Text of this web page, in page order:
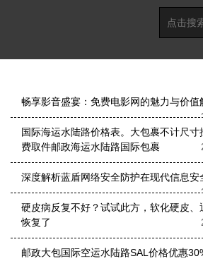
畅享影音盛宴：免费电影网的魅力与价值
国际海运水陆路价格表。大包裹不计尺
费取件邮政海运水陆路国际包裹
深度解析蓝盾网络安全防护在现代信息安
硬皮病反复不好？试试此方，软化硬皮
恢复了
邮政大包国际空运水陆路SAL价格优惠